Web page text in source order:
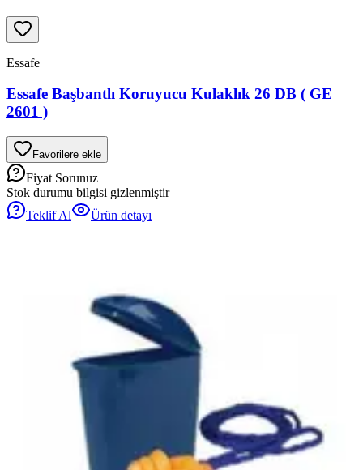
Essafe
Essafe Başbantlı Koruyucu Kulaklık 26 DB ( GE
2601 )
Favorilere ekle
Fiyat Sorunuz
Stok durumu bilgisi gizlenmiştir
Teklif Al
Ürün detayı